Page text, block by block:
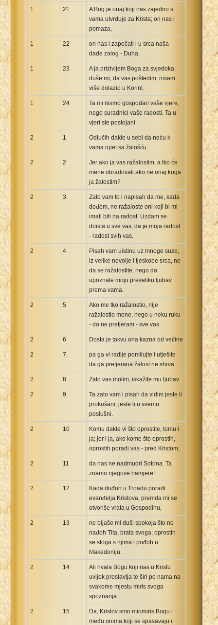
1 21
A Bog je onaj koji nas zajedno s
vama utvrđuje za Krista; on nas i
pomaza,
1 22
on nas i zapečati i u srca naša
dade zalog - Duha.
1 23
A ja prizivljem Boga za svjedoka:
duše mi, da vas poštedim, nisam
više dolazio u Korint.
1 24
Ta mi nismo gospodari vaše vjere,
nego suradnici vaše radosti. Ta u
vjeri ste postojani.
2 1
Odlučih dakle u sebi da neću k
vama opet sa žalošću.
2 2
Jer ako ja vas ražalostim, a tko će
mene obradovati ako ne onaj koga
ja žalostim?
2 3
Zato vam to i napisah da me, kada
dođem, ne ražaloste oni koji bi mi
imali biti na radost. Uzdam se
doista u sve vas, da je moja radost
- radost svih vas.
2 4
Pisah vam uistinu uz mnoge suze,
iz velike nevolje i tjeskobe srca, ne
da se ražalostite, nego da
upoznate moju preveliku ljubav
prema vama.
2 5
Ako me tko ražalostio, nije
ražalostio mene, nego u neku ruku
- da ne pretjeram - sve vas.
2 6 Dosta je takvu ona kazna od većine
2 7
pa ga vi radije pomilujte i utješite
da ga pretjerana žalost ne shrva.
2 8 Zato vas molim, iskažite mu ljubav.
2 9
Ta zato vam i pisah da vidim jeste li
prokušani, jeste li u svemu
poslušni.
2 10
Komu dakle vi što oprostite, tomu i
ja; jer i ja, ako kome što oprostih,
oprostih poradi vas - pred Kristom,
2 11
da nas ne nadmudri Sotona. Ta
znamo njegove namjere!
2 12
Kada dođoh u Troadu poradi
evanđelja Kristova, premda mi se
otvoriše vrata u Gospodinu,
2 13
ne bijaše mi duši spokoja što ne
nađoh Tita, brata svoga; oprostih
se stoga s njima i pođoh u
Makedoniju.
2 14
Ali hvala Bogu koji nas u Kristu
uvijek proslavlja te širi po nama na
svakome mjestu miris svoga
spoznanja.
2 15
Da, Kristov smo miomiris Bogu i
među onima koji se spasavaju i